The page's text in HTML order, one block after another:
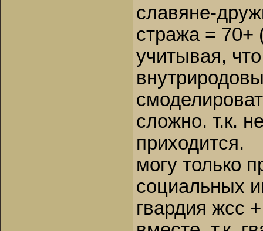
славяне-
стража = 70+
учитывая,
сложно. т.к.
приходится.
могу только
социальных
гвардия жсс